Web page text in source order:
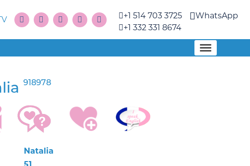
+1 514 703 3725
+1 332 331 8674
WhatsApp
918978
Natalia